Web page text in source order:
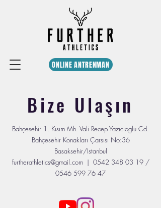
ONLINE ANTRENMAN
Bize Ulaşın
Bahçesehir 1. Kısım Mh. Vali Recep Yazıcıoglu Cd.
Bahçesehir Konakları Çarsısı No:36
Basaksehir/Istanbul
furtherathletics@gmail.com| 0542 348 03 19/
0546 599 76 47